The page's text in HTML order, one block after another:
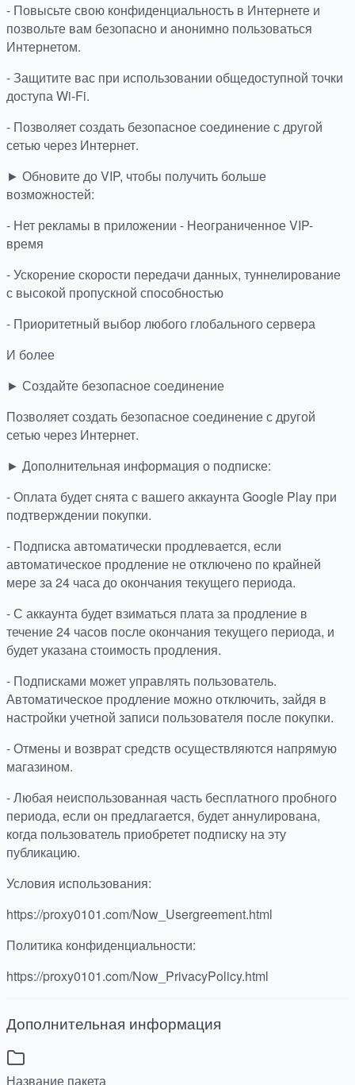
- Повысьте свою конфиденциальность в Интернете и
позвольте вам безопасно и анонимно пользоваться
Интернетом.
- Защитите вас при использовании общедоступной точки
доступа Wi-Fi.
- Позволяет создать безопасное соединение с другой
сетью через Интернет.
► Обновите до VIP, чтобы получить больше
возможностей:
- Нет рекламы в приложении - Неограниченное VIP-
время
- Ускорение скорости передачи данных, туннелирование
с высокой пропускной способностью
- Приоритетный выбор любого глобального сервера
И более
► Создайте безопасное соединение
Позволяет создать безопасное соединение с другой
сетью через Интернет.
► Дополнительная информация о подписке:
- Оплата будет снята с вашего аккаунта Google Play при
подтверждении покупки.
- Подписка автоматически продлевается, если
автоматическое продление не отключено по крайней
мере за 24 часа до окончания текущего периода.
- С аккаунта будет взиматься плата за продление в
течение 24 часов после окончания текущего периода, и
будет указана стоимость продления.
- Подписками может управлять пользователь.
Автоматическое продление можно отключить, зайдя в
настройки учетной записи пользователя после покупки.
- Отмены и возврат средств осуществляются напрямую
магазином.
- Любая неиспользованная часть бесплатного пробного
периода, если он предлагается, будет аннулирована,
когда пользователь приобретет подписку на эту
публикацию.
Условия использования:
https://proxy0101.com/Now_Usergreement.html
Политика конфиденциальности:
https://proxy0101.com/Now_PrivacyPolicy.html
Дополнительная информация
Название пакета